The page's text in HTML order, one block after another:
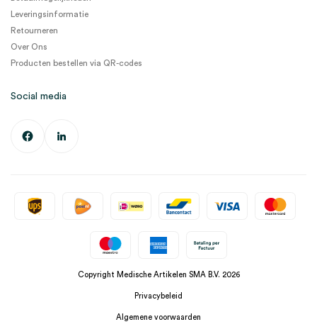
Leveringsinformatie
Retourneren
Over Ons
Producten bestellen via QR-codes
Social media
Copyright Medische Artikelen SMA B.V. 2026
Privacybeleid
Algemene voorwaarden